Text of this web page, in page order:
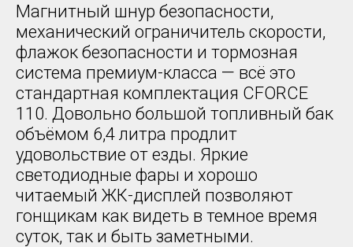
Магнитный шнур безопасности,
механический ограничитель скорости,
флажок безопасности и тормозная
система премиум-класса — всё это
стандартная комплектация CFORCE
110. Довольно большой топливный бак
объёмом 6,4 литра продлит
удовольствие от езды. Яркие
светодиодные фары и хорошо
читаемый ЖК-дисплей позволяют
гонщикам как видеть в темное время
суток, так и быть заметными.